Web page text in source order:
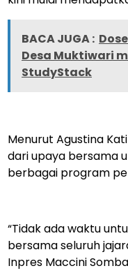
BACA JUGA :
Desa Muktiwari
StudyStack
Menurut Agustina
dari upaya bersama
berbagai program
“Tidak ada waktu
bersama seluruh
Inpres Maccini